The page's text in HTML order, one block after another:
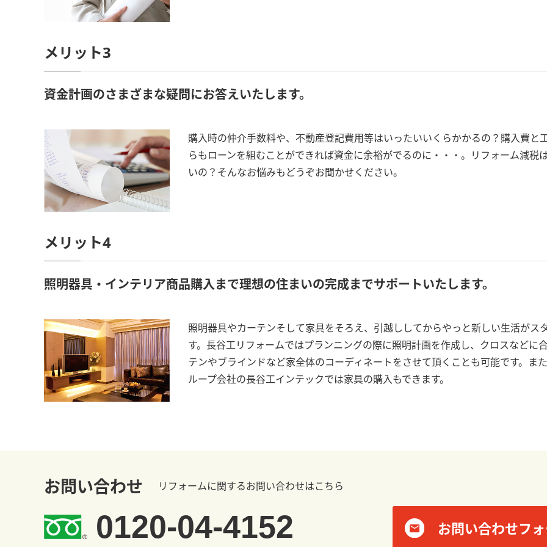
メリット3
資金計画のさまざまな疑問にお答えいたします。
購入時の仲介手数料や、不動産登記費用等はいったいいくらかかるの？購入費と
らもローンを組むことができれば資金に余裕がでるのに・・・。リフォーム減税
いの？そんなお悩みもどうぞお聞かせください。
メリット4
照明器具・インテリア商品購入まで理想の住まいの完成までサポートいたします。
照明器具やカーテンそして家具をそろえ、引越ししてからやっと新しい生活がス
す。長谷工リフォームではプランニングの際に照明計画を作成し、クロスなどに
テンやブラインドなど家全体のコーディネートをさせて頂くことも可能です。ま
ループ会社の長谷工インテックでは家具の購入もできます。
お問い合わせ リフォームに関するお問い合わせはこちら
0120-04-4152 お問い合わせフ